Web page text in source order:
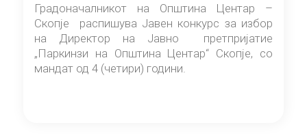
Градоначалникот на Општина Центар –
Скопје распишува Јавен конкурс за избор
на Директор на Јавно претпријатие
„Паркинзи на Општина Центар“ Скопје, со
мандат од 4 (четири) години.